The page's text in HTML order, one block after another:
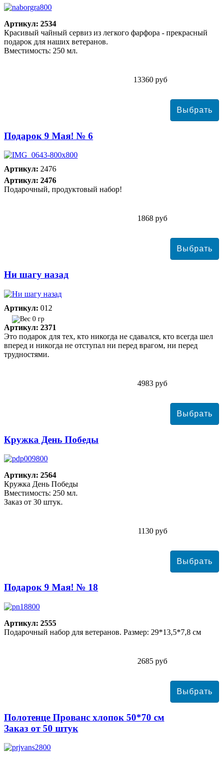
Артикул: 2534
Красивый чайный сервиз из легкого фарфора - прекрасный
подарок для наших ветеранов.
Вместимость: 250 мл.
13360 руб
Подарок 9 Мая! № 6
Артикул: 2476
Артикул: 2476
Подарочный, продуктовый набор!
1868 руб
Ни шагу назад
Артикул: 012
0 гр
Артикул: 2371
Это подарок для тех, кто никогда не сдавался, кто всегда шел
вперед и никогда не отступал ни перед врагом, ни перед
трудностями.
4983 руб
Кружка День Победы
Артикул: 2564
Кружка День Победы
Вместимость: 250 мл.
Заказ от 30 штук.
1130 руб
Подарок 9 Мая! № 18
Артикул: 2555
Подарочный набор для ветеранов. Размер: 29*13,5*7,8 см
2685 руб
Полотенце Прованс хлопок 50*70 см
Заказ от 50 штук